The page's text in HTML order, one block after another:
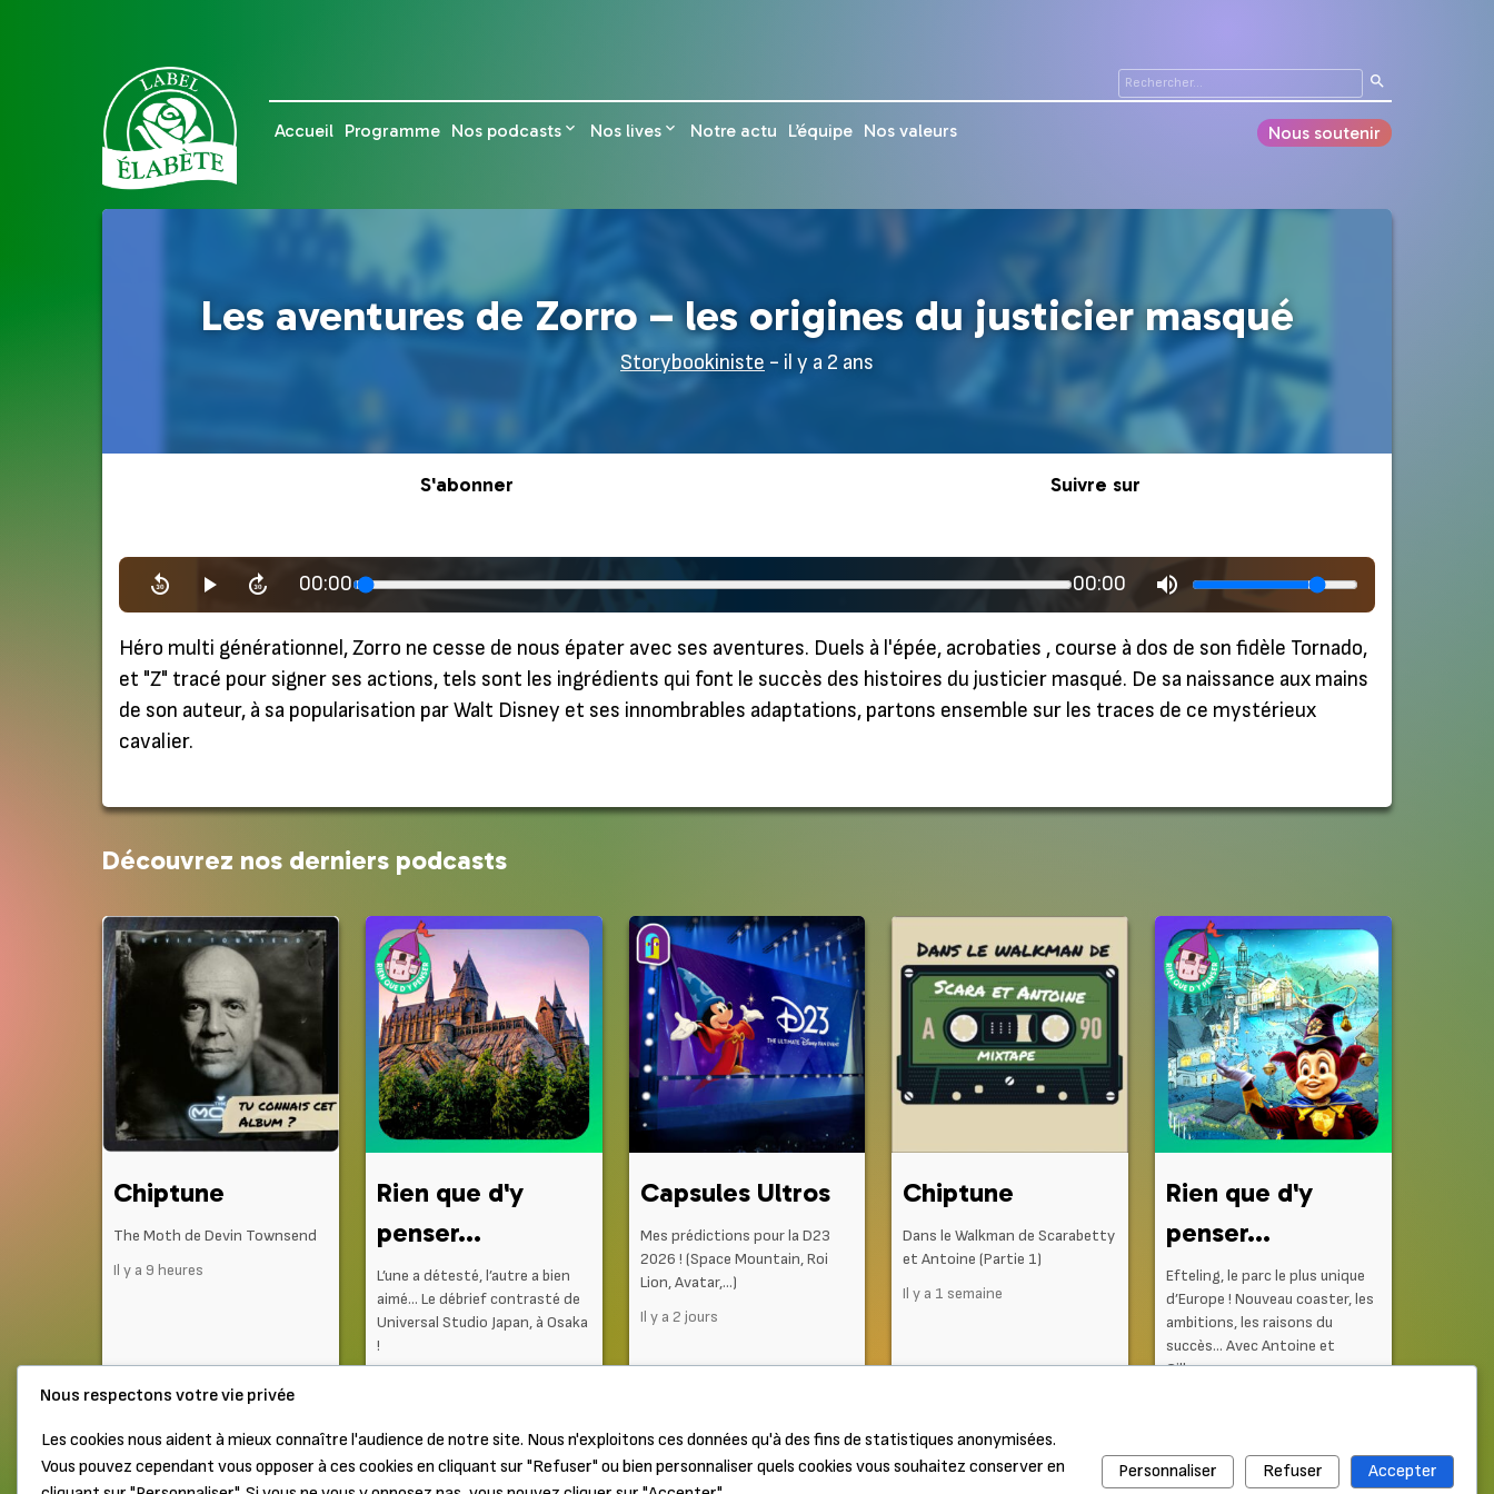
Accueil Programme Nos podcasts Nos lives Notre actu L’équipe Nos valeurs Nous soutenir
Les aventures de Zorro – les origines du justicier masqué
Storybookiniste - il y a 2 ans
S'abonner Suivre sur
00:00 00:00
Héro multi générationnel, Zorro ne cesse de nous épater avec ses aventures. Duels à l'épée, acrobaties , course à dos de son fidèle Tornado,
et "Z" tracé pour signer ses actions, tels sont les ingrédients qui font le succès des histoires du justicier masqué. De sa naissance aux mains
de son auteur, à sa popularisation par Walt Disney et ses innombrables adaptations, partons ensemble sur les traces de ce mystérieux
cavalier.
Découvrez nos derniers podcasts
Chiptune
The Moth de Devin Townsend
Il y a 9 heures
Rien que d'y
penser...
L’une a détesté, l’autre a bien
aimé… Le débrief contrasté de
Universal Studio Japan, à Osaka
!
Capsules Ultros
Mes prédictions pour la D23
2026 ! (Space Mountain, Roi
Lion, Avatar,…)
Il y a 2 jours
Chiptune
Dans le Walkman de Scarabetty
et Antoine (Partie 1)
Il y a 1 semaine
Rien que d'y
penser...
Efteling, le parc le plus unique
d’Europe ! Nouveau coaster, les
ambitions, les raisons du
succès… Avec Antoine et
Gilles...
Nous respectons votre vie privée
Les cookies nous aident à mieux connaître l'audience de notre site. Nous n'exploitons ces données qu'à des fins de statistiques anonymisées.
Vous pouvez cependant vous opposer à ces cookies en cliquant sur "Refuser" ou bien personnaliser quels cookies vous souhaitez conserver en
Personnaliser Refuser Accepter